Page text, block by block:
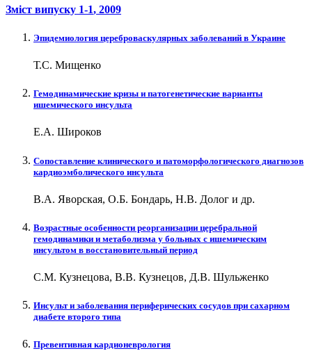
Зміст випуску 1-1, 2009
Эпидемиология цереброваскулярных заболеваний в Украине
Т.С. Мищенко
Гемодинамические кризы и патогенетические варианты
ишемического инсульта
Е.А. Широков
Сопоставление клинического и патоморфологического диагнозов
кардиоэмболического инсульта
В.А. Яворская, О.Б. Бондарь, Н.В. Долог и др.
Возрастные особенности реорганизации церебральной
гемодинамики и метаболизма у больных с ишемическим
инсультом в восстановительный период
С.М. Кузнецова, В.В. Кузнецов, Д.В. Шульженко
Инсульт и заболевания периферических сосудов при сахарном
диабете второго типа
Превентивная кардионеврология